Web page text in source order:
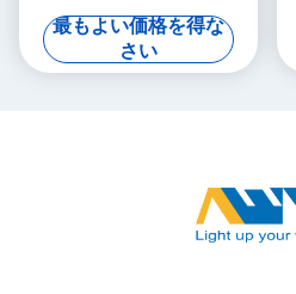
きました
最もよい価格を得な
さい